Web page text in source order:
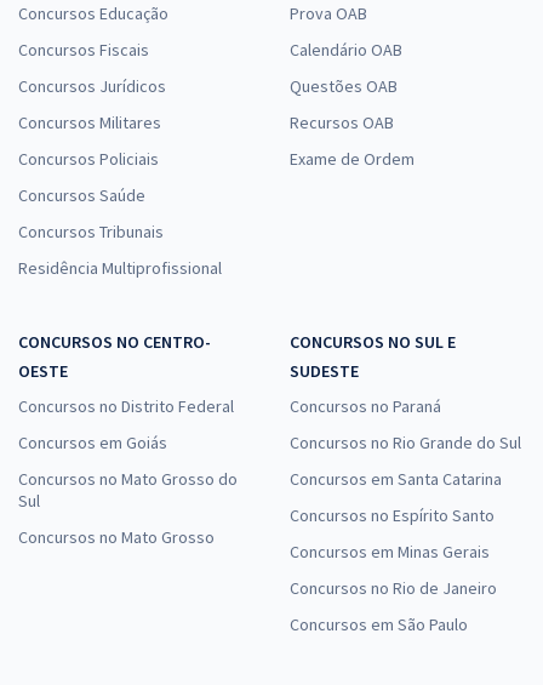
Concursos Educação
Concursos Fiscais
Concursos Jurídicos
Concursos Militares
Concursos Policiais
Concursos Saúde
Concursos Tribunais
Residência Multiprofissional
Prova OAB
Calendário OAB
Questões OAB
Recursos OAB
Exame de Ordem
CONCURSOS NO CENTRO-
OESTE
Concursos no Distrito Federal
Concursos em Goiás
Concursos no Mato Grosso do
Sul
Concursos no Mato Grosso
CONCURSOS NO SUL E
SUDESTE
Concursos no Paraná
Concursos no Rio Grande do Sul
Concursos em Santa Catarina
Concursos no Espírito Santo
Concursos em Minas Gerais
Concursos no Rio de Janeiro
Concursos em São Paulo